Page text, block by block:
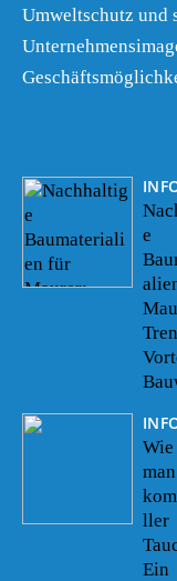
Umweltschutz und
e
ller
Ein